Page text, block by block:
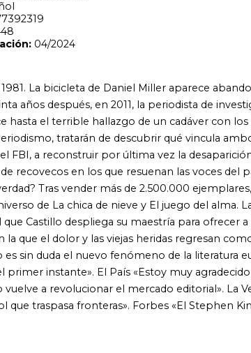
Tras vender más de 2.500.000 ejemplares, Javier Castillo
de La chica de nieve y El juego del alma. La grieta del
despliega su maestría para ofrecer a los lectores
el dolor y las viejas heridas regresan como el eco de los
instante». El País «Estoy muy agradecido por haber
a revolucionar el mercado editorial». La Verdad «El
fronteras». Forbes «El Stephen King español'. ABC